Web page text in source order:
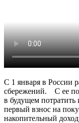
С 1 января в России
сбережений. С ее
в будущем потратить
первый взнос на
накопительный